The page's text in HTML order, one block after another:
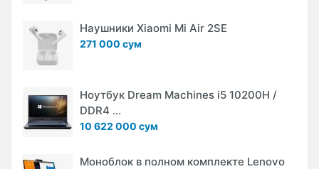
Наушники Xiaomi Mi Air 2SE
271 000 сум
Ноутбук Dream Machines i5 10200H /
DDR4 ...
10 622 000 сум
Моноблок в полном комплекте Lenovo